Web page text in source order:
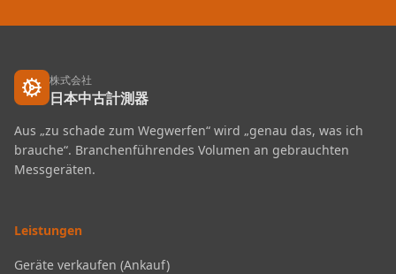
株式会社
日本中古計測器
Aus „zu schade zum Wegwerfen“ wird „genau das, was ich
brauche“. Branchenführendes Volumen an gebrauchten
Messgeräten.
Leistungen
Geräte verkaufen (Ankauf)